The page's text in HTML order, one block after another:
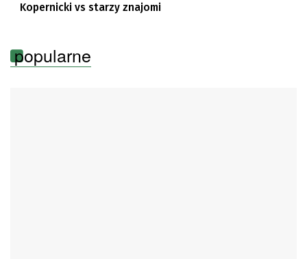
Kopernicki vs starzy znajomi
popularne